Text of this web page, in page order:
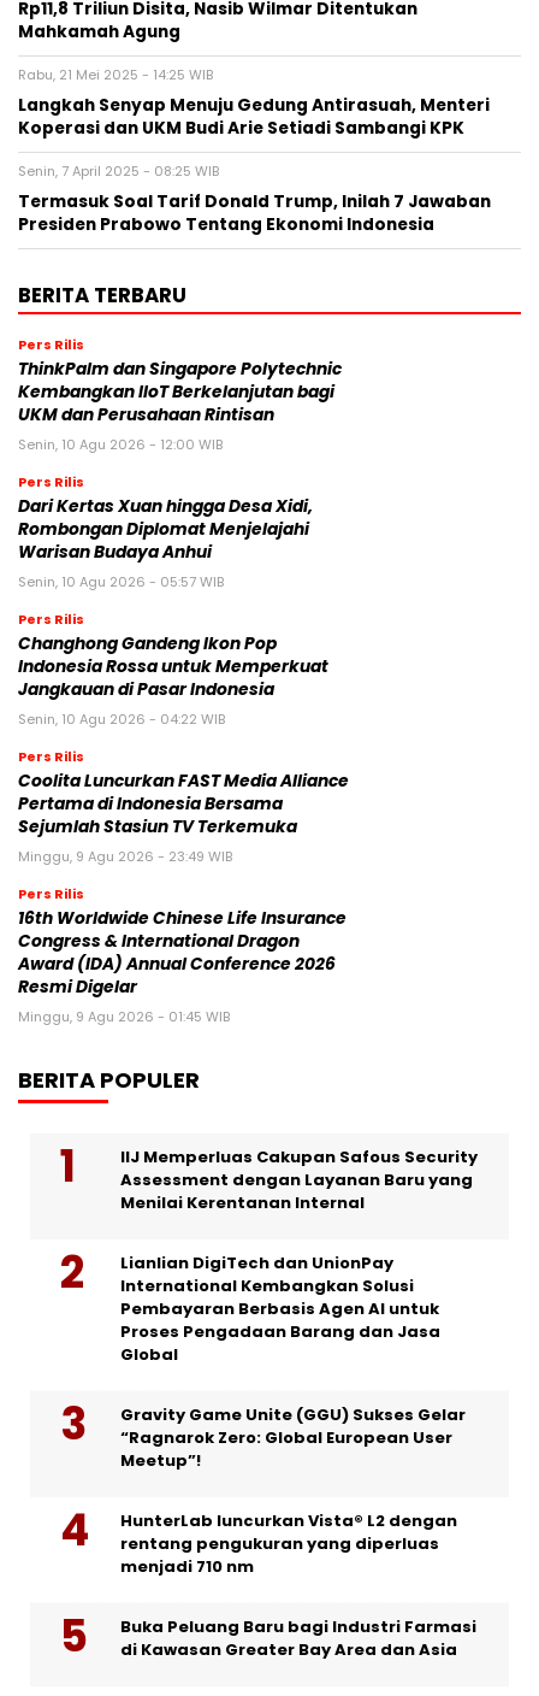
Rp11,8 Triliun Disita, Nasib Wilmar Ditentukan
Mahkamah Agung
Rabu, 21 Mei 2025 - 14:25 WIB
Langkah Senyap Menuju Gedung Antirasuah, Menteri
Koperasi dan UKM Budi Arie Setiadi Sambangi KPK
Senin, 7 April 2025 - 08:25 WIB
Termasuk Soal Tarif Donald Trump, Inilah 7 Jawaban
Presiden Prabowo Tentang Ekonomi Indonesia
BERITA TERBARU
Pers Rilis
ThinkPalm dan Singapore Polytechnic
Kembangkan IIoT Berkelanjutan bagi
UKM dan Perusahaan Rintisan
Senin, 10 Agu 2026 - 12:00 WIB
Pers Rilis
Dari Kertas Xuan hingga Desa Xidi,
Rombongan Diplomat Menjelajahi
Warisan Budaya Anhui
Senin, 10 Agu 2026 - 05:57 WIB
Pers Rilis
Changhong Gandeng Ikon Pop
Indonesia Rossa untuk Memperkuat
Jangkauan di Pasar Indonesia
Senin, 10 Agu 2026 - 04:22 WIB
Pers Rilis
Coolita Luncurkan FAST Media Alliance
Pertama di Indonesia Bersama
Sejumlah Stasiun TV Terkemuka
Minggu, 9 Agu 2026 - 23:49 WIB
Pers Rilis
16th Worldwide Chinese Life Insurance
Congress & International Dragon
Award (IDA) Annual Conference 2026
Resmi Digelar
Minggu, 9 Agu 2026 - 01:45 WIB
BERITA POPULER
IIJ Memperluas Cakupan Safous Security
Assessment dengan Layanan Baru yang
Menilai Kerentanan Internal
Lianlian DigiTech dan UnionPay
International Kembangkan Solusi
Pembayaran Berbasis Agen AI untuk
Proses Pengadaan Barang dan Jasa
Global
Gravity Game Unite (GGU) Sukses Gelar
“Ragnarok Zero: Global European User
Meetup”!
HunterLab luncurkan Vista® L2 dengan
rentang pengukuran yang diperluas
menjadi 710 nm
Buka Peluang Baru bagi Industri Farmasi
di Kawasan Greater Bay Area dan Asia